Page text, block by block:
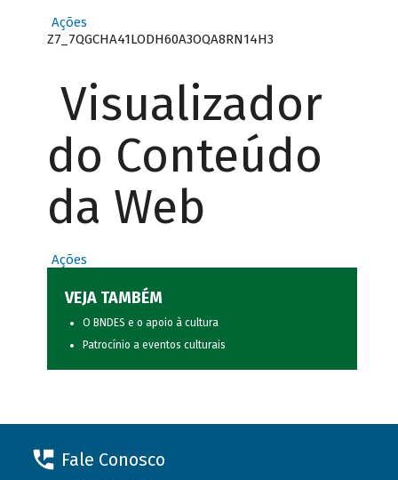
Ações
Z7_7QGCHA41LODH60A3OQA8RN14H3
Visualizador
do Conteúdo
da Web
Ações
VEJA TAMBÉM
O BNDES e o apoio à cultura
Patrocínio a eventos culturais
Fale Conosco